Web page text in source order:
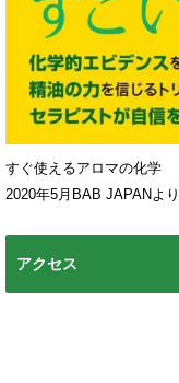
すぐ使えるアロマの化学
2020年5月BAB JAPANよ
アクセス